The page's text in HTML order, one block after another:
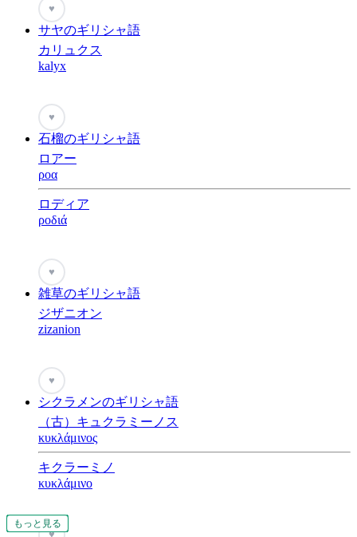
もっと見る
もっと見る
もっと見る
もっと見る
もっと見る
もっと見る
もっと見る
もっと見る
もっと見る
もっと見る
もっと見る
もっと見る
もっと見る
もっと見る
もっと見る
もっと見る
もっと見る
もっと見る
もっと見る
もっと見る
もっと見る
もっと見る
もっと見る
もっと見る
もっと見る
もっと見る
もっと見る
もっと見る
もっと見る
♥
サヤのギリシャ語
カリュクス
kalyx
♥
石榴のギリシャ語
ロアー
ροα
ロディア
ροδιά
♥
雑草のギリシャ語
ジザニオン
zizanion
♥
シクラメンのギリシャ語
（古）キュクラミーノス
κυκλάμινος
キクラーミノ
κυκλάμινο
♥
もっと見る
もっと見る
もっと見る
もっと見る
もっと見る
もっと見る
もっと見る
もっと見る
もっと見る
もっと見る
もっと見る
もっと見る
もっと見る
もっと見る
もっと見る
もっと見る
もっと見る
もっと見る
もっと見る
もっと見る
もっと見る
もっと見る
もっと見る
もっと見る
もっと見る
もっと見る
もっと見る
もっと見る
もっと見る
もっと見る
もっと見る